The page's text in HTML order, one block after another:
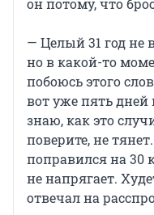
он потому, что
— Целый 31 год не
но в какой-то
побоюсь этого
вот уже пять дней
знаю, как это
поверите, не
поправился на 30
не напрягает.
отвечал на